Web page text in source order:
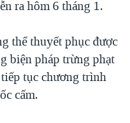
ra hôm 6 tháng 1.
thể thuyết phục được
biện pháp trừng phạt
tục chương trình
cấm.